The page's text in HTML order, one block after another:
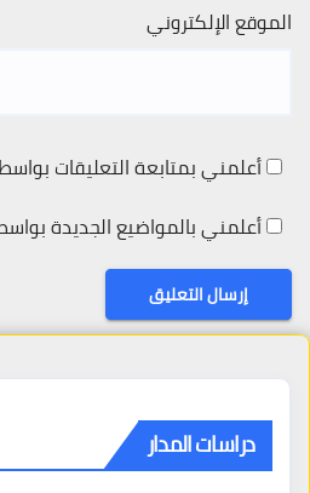
الموقع الإلكتروني
أعلمني بمتابعة التعليقات
أعلمني بالمواضيع الجديدة
دراسات المدار